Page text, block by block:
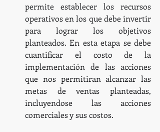
permite establecer los recursos
operativos en los que debe invertir
para lograr los objetivos
planteados. En esta etapa se debe
cuantificar el costo de la
implementación de las acciones
que nos permitiran alcanzar las
metas de ventas planteadas,
incluyendose las acciones
comerciales y sus costos.